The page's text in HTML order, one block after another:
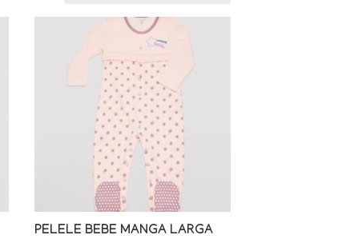
PELELE BEBE MANGA LARGA